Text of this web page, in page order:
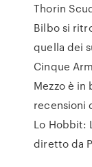
Thorin
Bilbo si
quella dei
Cinque
Mezzo è
recensioni
Lo Hobbit:
diretto da